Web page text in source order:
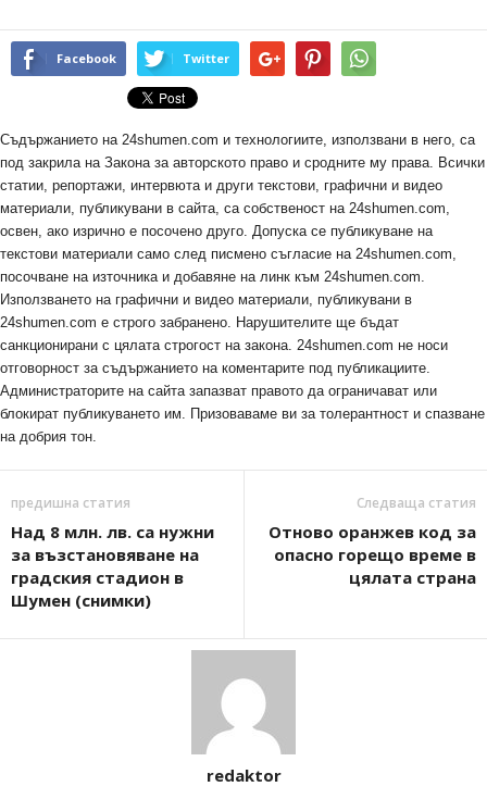
Facebook Twitter
Съдържанието на 24shumen.com и технологиите, използвани в него, са
под закрила на Закона за авторското право и сродните му права. Всички
статии, репортажи, интервюта и други текстови, графични и видео
материали, публикувани в сайта, са собственост на 24shumen.com,
освен, ако изрично е посочено друго. Допуска се публикуване на
текстови материали само след писмено съгласие на 24shumen.com,
посочване на източника и добавяне на линк към 24shumen.com.
Използването на графични и видео материали, публикувани в
24shumen.com е строго забранено. Нарушителите ще бъдат
санкционирани с цялата строгост на закона. 24shumen.com не носи
отговорност за съдържанието на коментарите под публикациите.
Администраторите на сайта запазват правото да ограничават или
блокират публикуването им. Призоваваме ви за толерантност и спазване
на добрия тон.
предишна статия
Над 8 млн. лв. са нужни
за възстановяване на
градския стадион в
Шумен (снимки)
Следваща статия
Отново оранжев код за
опасно горещо време в
цялата страна
redaktor